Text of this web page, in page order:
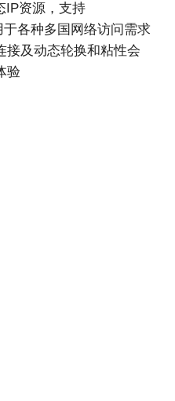
IP资源，支持
各种多国网络访问需求
接及动态轮换和粘性会
验